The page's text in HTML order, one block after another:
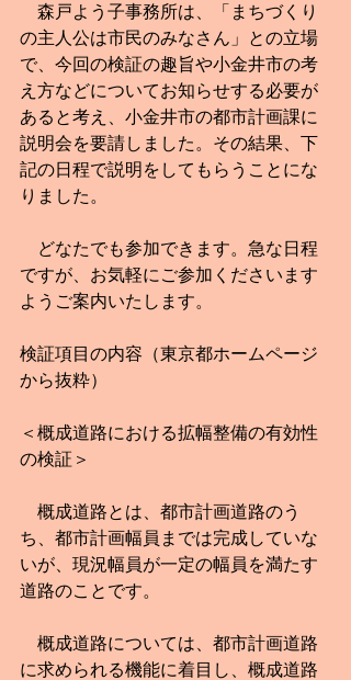
森戸よう子事務所は、「まちづくり
の主人公は市民のみなさん」との立場
で、今回の検証の趣旨や小金井市の考
え方などについてお知らせする必要が
あると考え、小金井市の都市計画課に
説明会を要請しました。その結果、下
記の日程で説明をしてもらうことにな
りました。
どなたでも参加できます。急な日程
ですが、お気軽にご参加くださいます
ようご案内いたします。
検証項目の内容（東京都ホームページ
から抜粋）
＜概成道路における拡幅整備の有効性
の検証＞
概成道路とは、都市計画道路のう
ち、都市計画幅員までは完成していな
いが、現況幅員が一定の幅員を満たす
道路のことです。
概成道路については、都市計画道路
に求められる機能に着目し、概成道路